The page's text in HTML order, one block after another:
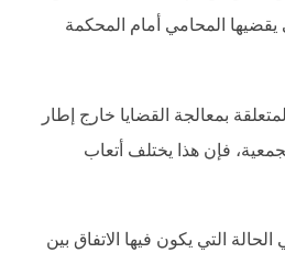
المحامي أمام المحكمة
بمعالجة القضايا خارج إطار
فإن هذا يختلف أتعاب
التي يكون فيها الاتفاق بين